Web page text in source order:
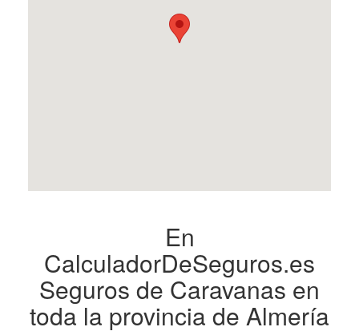
En
CalculadorDeSeguros.es
Seguros de Caravanas en
toda la provincia de Almería